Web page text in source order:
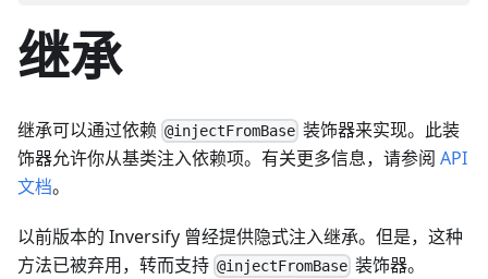
继承
继承可以通过依赖 @injectFromBase 装饰器来实现。此装
饰器允许你从基类注入依赖项。有关更多信息，请参阅 API
文档。
以前版本的 Inversify 曾经提供隐式注入继承。但是，这种
方法已被弃用，转而支持 @injectFromBase 装饰器。